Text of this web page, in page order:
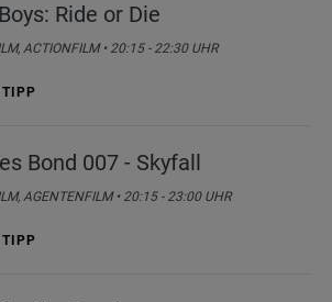
Ride or Die
ACTIONFILM • 20:15 - 22:30 UHR
Bond 007 - Skyfall
AGENTENFILM • 20:15 - 23:00 UHR